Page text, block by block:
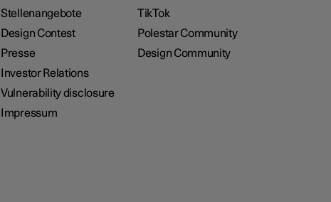
Stellenangebote
Design Contest
Presse
Investor Relations
Vulnerability disclosure
Impressum
TikTok
Polestar Community
Design Community